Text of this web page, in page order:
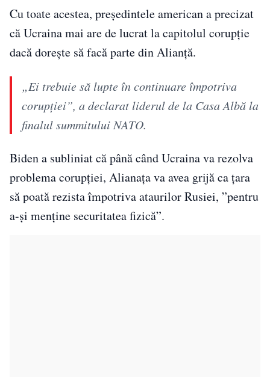
Cu toate acestea, președintele american a precizat
că Ucraina mai are de lucrat la capitolul corupție
dacă dorește să facă parte din Alianță.
„Ei trebuie să lupte în continuare împotriva
corupţiei”, a declarat liderul de la Casa Albă la
finalul summitului NATO.
Biden a subliniat că până când Ucraina va rezolva
problema corupției, Alianața va avea grijă ca țara
să poată rezista împotriva ataurilor Rusiei, ”pentru
a-și menține securitatea fizică”.